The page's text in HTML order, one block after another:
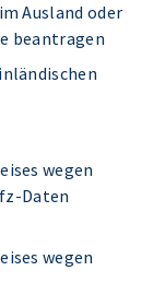
Ausland oder
beantragen
wegen
Daten
wegen